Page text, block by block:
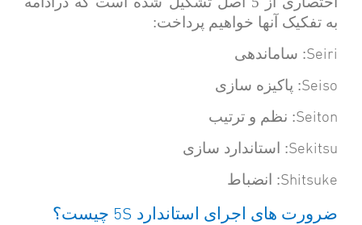
به تفکیک آنها خواهیم پرداخت:
Seiri: ساماندهی
Seiso: پاکیزه سازی
Seiton: نظم و ترتیب
Sekitsu: استاندارد سازی
Shitsuke: انضباط
ضرورت های اجرای استاندارد 5S چیست؟